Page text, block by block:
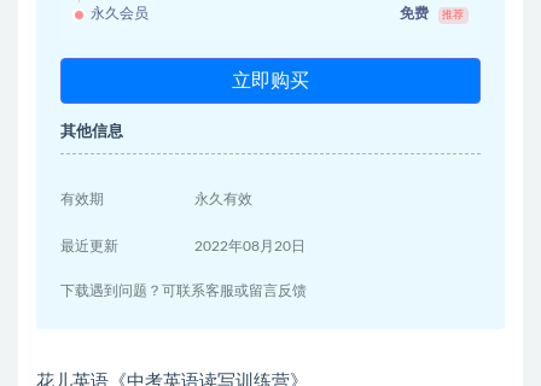
永久会员 免费 推荐
立即购买
其他信息
有效期 永久有效
最近更新 2022年08月20日
下载遇到问题？可联系客服或留言反馈
花儿英语《中考英语读写训练营》